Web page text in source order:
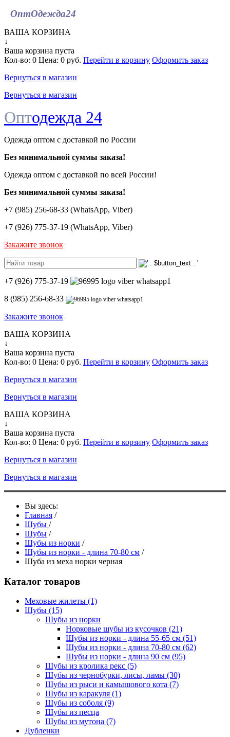
ОптОдежда24
ВАША КОРЗИНА
↓
Ваша корзина пуста
Кол-во: 0 Цена: 0 руб. Перейти в корзину Оформить заказ
Вернуться в магазин
Вернуться в магазин
Оптодежда 24
Одежда оптом с доставкой по России
Без минимальной суммы заказа!
Одежда оптом c доставкой по всей России!
Без минимальной суммы заказа!
+7 (985) 256-68-33 (WhatsApp, Viber)
+7 (926) 775-37-19 (WhatsApp, Viber)
Закажите звонок
+7 (926) 775-37-19
8 (985) 256-68-33
Закажите звонок
ВАША КОРЗИНА
↓
Ваша корзина пуста
Кол-во: 0 Цена: 0 руб. Перейти в корзину Оформить заказ
Вернуться в магазин
Вернуться в магазин
ВАША КОРЗИНА
↓
Ваша корзина пуста
Кол-во: 0 Цена: 0 руб. Перейти в корзину Оформить заказ
Вернуться в магазин
Вернуться в магазин
Вы здесь:
Главная /
Шубы /
Шубы /
Шубы из норки /
Шубы из норки - длина 70-80 см /
Шуба из меха норки черная
Каталог товаров
Меховые жилеты (1)
Шубы (15)
Шубы из норки
Норковые шубы из кусочков (21)
Шубы из норки - длина 55-65 см (51)
Шубы из норки - длина 70-80 см (62)
Шубы из норки - длина 90 см (95)
Шубы из кролика рекс (5)
Шубы из чернобурки, лисы, ламы (30)
Шубы из рыси и камышового кота (7)
Шубы из каракуля (1)
Шубы из соболя (9)
Шубы из песца
Шубы из мутона (7)
Дубленки